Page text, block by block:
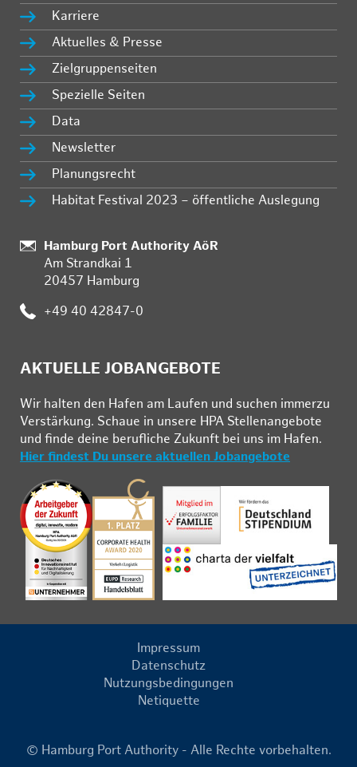
Karriere
Aktuelles & Presse
Zielgruppenseiten
Spezielle Seiten
Data
Newsletter
Planungsrecht
Habitat Festival 2023 – öffentliche Auslegung
:
Hamburg Port Authority AöR
Am Strandkai 1
20457 Hamburg
: +49 40 42847-0
AKTUELLE JOBANGEBOTE
Wir hal­ten den Ha­fen am Lau­fen und su­chen im­mer­zu
Ver­stär­kung. Schau­e in un­se­re HPA Stel­len­an­ge­bo­te
und fin­de deine be­ruf­li­che Zu­kunft bei uns im Ha­fen.
Hier findest Du unsere aktuellen Jobangebote
Impressum
Datenschutz
Nutzungsbedingungen
Netiquette
© Hamburg Port Authority - Alle Rechte vorbehalten.